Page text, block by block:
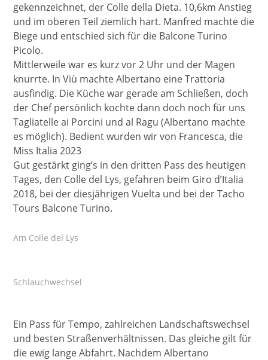
gekennzeichnet, der Colle della Dieta. 10,6km Anstieg
und im oberen Teil ziemlich hart. Manfred machte die
Biege und entschied sich für die Balcone Turino
Picolo.
Mittlerweile war es kurz vor 2 Uhr und der Magen
knurrte. In Viù machte Albertano eine Trattoria
ausfindig. Die Küche war gerade am Schließen, doch
der Chef persönlich kochte dann doch noch für uns
Tagliatelle ai Porcini und al Ragu (Albertano machte
es möglich). Bedient wurden wir von Francesca, die
Miss Italia 2023
Gut gestärkt ging’s in den dritten Pass des heutigen
Tages, den Colle del Lys, gefahren beim Giro d’Italia
2018, bei der diesjährigen Vuelta und bei der Tacho
Tours Balcone Turino.
Am Colle del Lys
Schlauchwechsel
Ein Pass für Tempo, zahlreichen Landschaftswechsel
und besten Straßenverhältnissen. Das gleiche gilt für
die ewig lange Abfahrt. Nachdem Albertano